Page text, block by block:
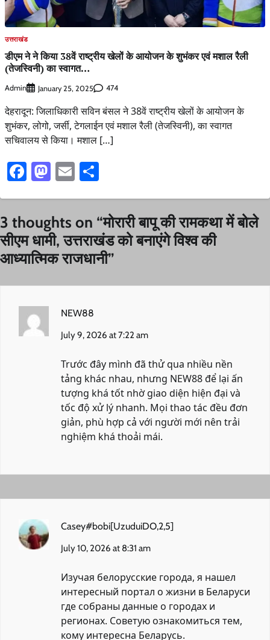
उत्तराखंड
डीएम ने ने किया 38वें राष्ट्रीय खेलों के आयोजन के शुभंकर एवं मशाल रैली
(तेजस्विनी) का स्वागत…
Admin January 25, 2025 474
देहरादून: जिलाधिकारी सविन बंसल ने 38वें राष्ट्रीय खेलों के आयोजन के
शुभंकर, लोगो, जर्सी, टेगलाईन एवं मशाल रैली (तेजस्विनी), का स्वागत
सचिवालय से किया। मशाल […]
Facebook
Mastodon
Email
3 thoughts on “मोरारी बापू की रामकथा में बोले
सीएम धामी, उत्तराखंड को बनाएंगे विश्व की
आध्यात्मिक राजधानी”
NEW88
July 9, 2026 at 7:22 am
Trước đây mình đã thử qua nhiều nền
tảng khác nhau, nhưng NEW88 để lại ấn
tượng khá tốt nhờ giao diện hiện đại và
tốc độ xử lý nhanh. Mọi thao tác đều đơn
giản, phù hợp cả với người mới nên trải
nghiệm khá thoải mái.
Casey#bobi[UzuduiDO,2,5]
July 10, 2026 at 8:31 am
Изучая белорусские города, я нашел
интересный портал о жизни в Беларуси
где собраны данные о городах и
регионах. Советую ознакомиться тем,
кому интересна Беларусь.